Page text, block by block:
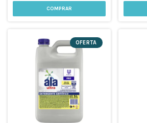
OFERTA